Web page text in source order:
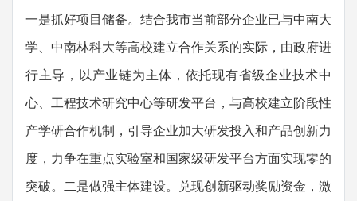
一是抓好项目储备。结合我市当前部分企业已与中南大
学、中南林科大等高校建立合作关系的实际，由政府进
行主导，以产业链为主体，依托现有省级企业技术中
心、工程技术研究中心等研发平台，与高校建立阶段性
产学研合作机制，引导企业加大研发投入和产品创新力
度，力争在重点实验室和国家级研发平台方面实现零的
突破。二是做强主体建设。兑现创新驱动奖励资金，激